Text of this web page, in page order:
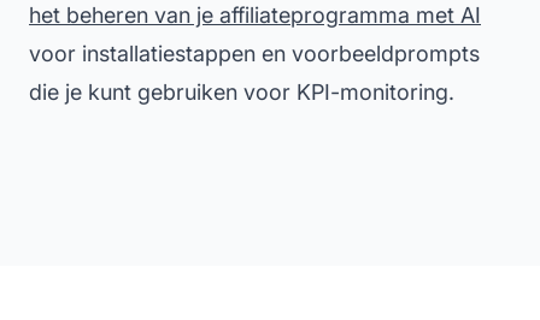
het beheren van je affiliateprogramma met AI
voor installatiestappen en voorbeeldprompts
die je kunt gebruiken voor KPI-monitoring.